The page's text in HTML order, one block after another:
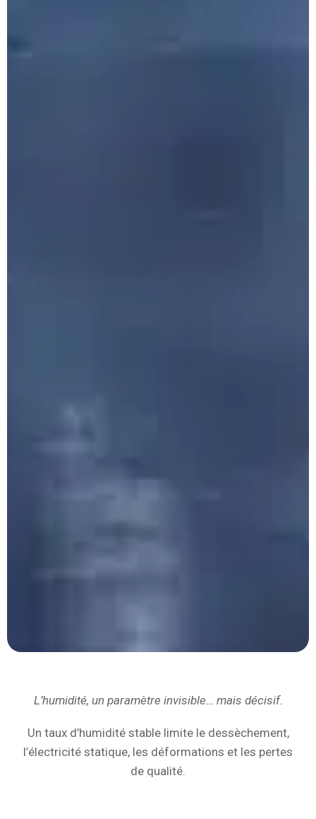
L’humidité, un paramètre invisible… mais décisif.
Un taux d’humidité stable limite le dessèchement,
l’électricité statique, les déformations et les pertes
de qualité.